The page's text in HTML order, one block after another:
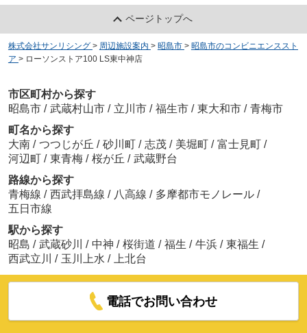
ページトップへ
株式会社サンリシング > 周辺施設案内 > 昭島市 > 昭島市のコンビニエンススト
ア > ローソンストア100 LS東中神店
市区町村から探す
昭島市 / 武蔵村山市 / 立川市 / 福生市 / 東大和市 / 青梅市
町名から探す
大南 / つつじが丘 / 砂川町 / 志茂 / 美堀町 / 富士見町 /
河辺町 / 東青梅 / 桜が丘 / 武蔵野台
路線から探す
青梅線 / 西武拝島線 / 八高線 / 多摩都市モノレール /
五日市線
駅から探す
昭島 / 武蔵砂川 / 中神 / 桜街道 / 福生 / 牛浜 / 東福生 /
西武立川
/ 玉川上水 / 上北台
電話でお問い合わせ